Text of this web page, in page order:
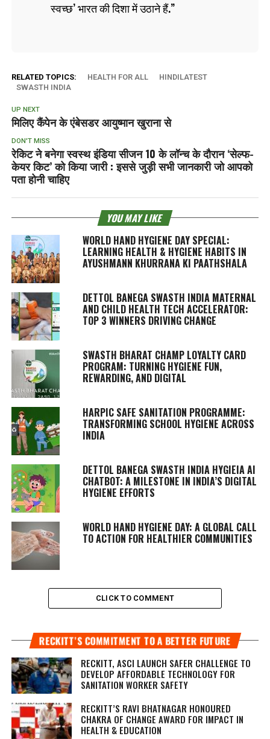
स्वच्छ’ भारत की दिशा में उठाने हैं.
RELATED TOPICS: HEALTH FOR ALL
HINDILATEST
SWASTH INDIA
UP NEXT
मिलिए कैंपेन के एंबेसडर आयुष्मान खुराना से
DON'T MISS
रेकिट ने बनेगा स्वस्थ इंडिया सीजन 10 के लॉन्च के दौरान ‘सेल्फ-
केयर किट’ को किया जारी : इससे जुड़ी सभी जानकारी जो आपको
पता होनी चाहिए
YOU MAY LIKE
WORLD HAND HYGIENE DAY SPECIAL:
LEARNING HEALTH & HYGIENE HABITS IN
AYUSHMANN KHURRANA KI PAATHSHALA
DETTOL BANEGA SWASTH INDIA MATERNAL
AND CHILD HEALTH TECH ACCELERATOR:
TOP 3 WINNERS DRIVING CHANGE
SWASTH BHARAT CHAMP LOYALTY CARD
PROGRAM: TURNING HYGIENE FUN,
REWARDING, AND DIGITAL
HARPIC SAFE SANITATION PROGRAMME:
TRANSFORMING SCHOOL HYGIENE ACROSS
INDIA
DETTOL BANEGA SWASTH INDIA HYGIEIA AI
CHATBOT: A MILESTONE IN INDIA’S DIGITAL
HYGIENE EFFORTS
WORLD HAND HYGIENE DAY: A GLOBAL CALL
TO ACTION FOR HEALTHIER COMMUNITIES
CLICK TO COMMENT
RECKITT’S COMMITMENT TO A BETTER FUTURE
RECKITT, ASCI LAUNCH SAFER CHALLENGE TO
DEVELOP AFFORDABLE TECHNOLOGY FOR
SANITATION WORKER SAFETY
RECKITT’S RAVI BHATNAGAR HONOURED
CHAKRA OF CHANGE AWARD FOR IMPACT IN
HEALTH & EDUCATION